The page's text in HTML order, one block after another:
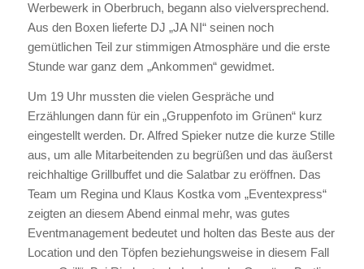
Werbewerk in Oberbruch, begann also vielversprechend.
Aus den Boxen lieferte DJ „JA NI“ seinen noch
gemütlichen Teil zur stimmigen Atmosphäre und die erste
Stunde war ganz dem „Ankommen“ gewidmet.
Um 19 Uhr mussten die vielen Gespräche und
Erzählungen dann für ein „Gruppenfoto im Grünen“ kurz
eingestellt werden. Dr. Alfred Spieker nutze die kurze Stille
aus, um alle Mitarbeitenden zu begrüßen und das äußerst
reichhaltige Grillbuffet und die Salatbar zu eröffnen. Das
Team um Regina und Klaus Kostka vom „Eventexpress“
zeigten an diesem Abend einmal mehr, was gutes
Eventmanagement bedeutet und holten das Beste aus der
Location und den Töpfen beziehungsweise in diesem Fall